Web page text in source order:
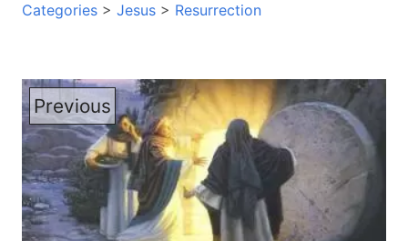
Categories > Jesus > Resurrection
Previous